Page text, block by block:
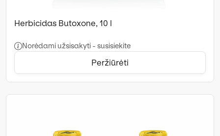
Herbicidas Butoxone, 10 l
Norėdami užsisakyti - susisiekite
Peržiūrėti